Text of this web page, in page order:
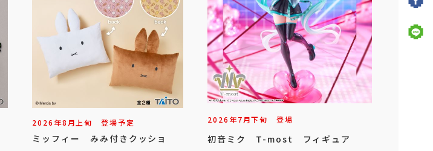
2026年8月上旬 登場予定
ミッフィー みみ付きクッショ
2026年7月下旬 登場
初音ミク T-most フィギュア